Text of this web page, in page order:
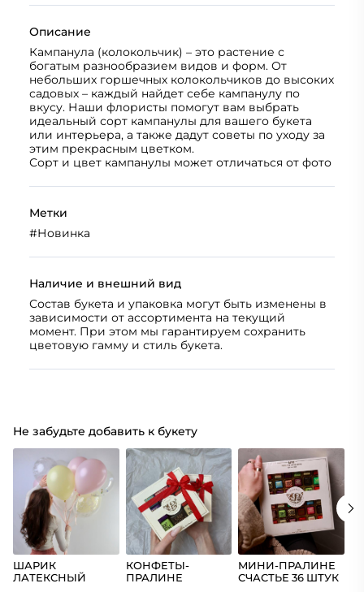
Описание
Кампанула (колокольчик) – это растение с
богатым разнообразием видов и форм. От
небольших горшечных колокольчиков до высоких
садовых – каждый найдет себе кампанулу по
вкусу. Наши флористы помогут вам выбрать
идеальный сорт кампанулы для вашего букета
или интерьера, а также дадут советы по уходу за
этим прекрасным цветком.
Сорт и цвет кампанулы может отличаться от фото
Метки
#Новинка
Наличие и внешний вид
Состав букета и упаковка могут быть изменены в
зависимости от ассортимента на текущий
момент. При этом мы гарантируем сохранить
цветовую гамму и стиль букета.
Не забудьте добавить к букету
ШАРИК
ЛАТЕКСНЫЙ
КОНФЕТЫ-
ПРАЛИНЕ
МИНИ-ПРАЛИНЕ
СЧАСТЬЕ 36 ШТУК